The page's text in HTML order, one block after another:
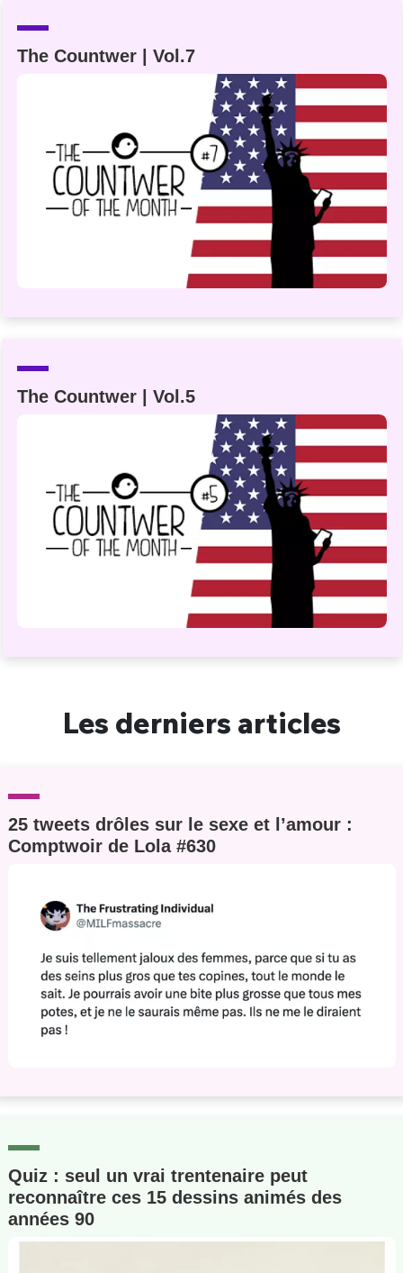
The Countwer | Vol.7
The Countwer | Vol.5
Les derniers articles
25 tweets drôles sur le sexe et l’amour :
Comptwoir de Lola #630
Quiz : seul un vrai trentenaire peut
reconnaître ces 15 dessins animés des
années 90
Un Thread
C'EST PARTI